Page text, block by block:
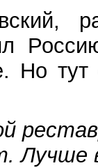
Но тут
Лучше